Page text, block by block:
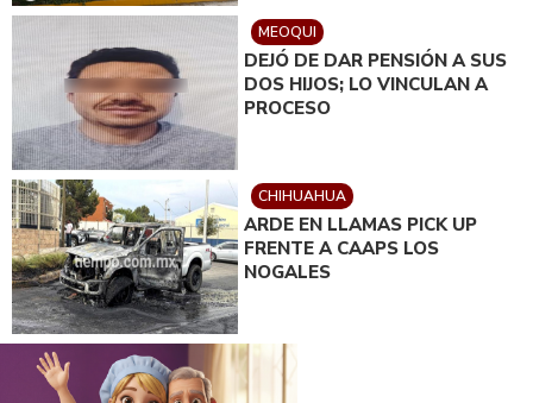
MEOQUI
DEJÓ DE DAR PENSIÓN A SUS
DOS HIJOS; LO VINCULAN A
PROCESO
CHIHUAHUA
ARDE EN LLAMAS PICK UP
FRENTE A CAAPS LOS
NOGALES